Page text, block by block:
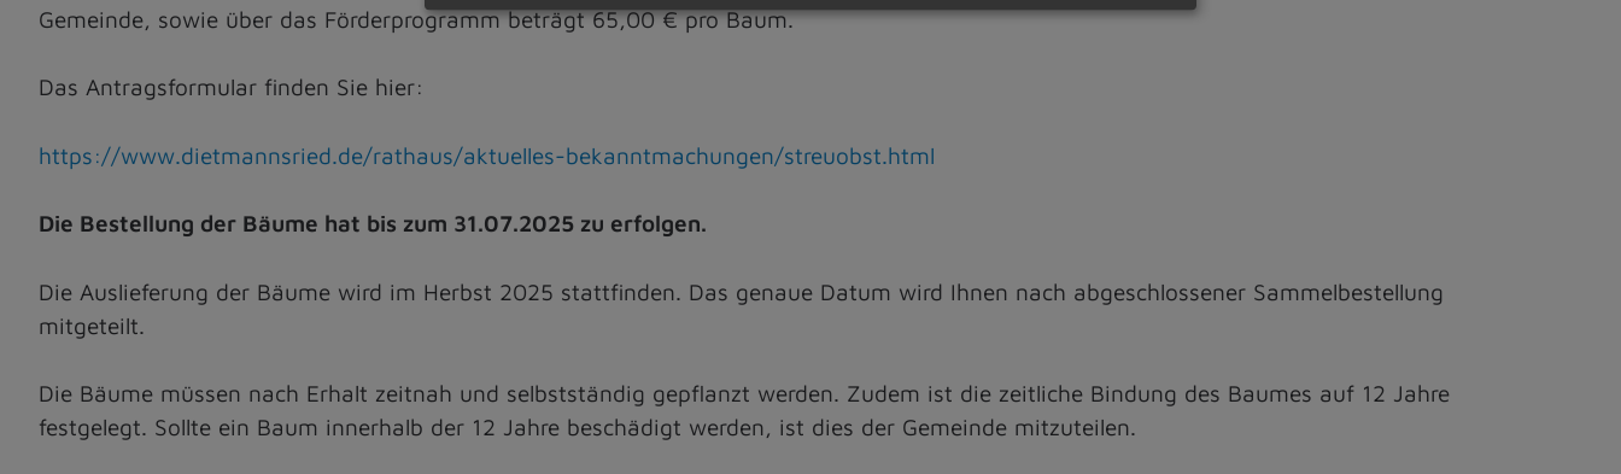
Gemeinde, sowie über das Förderprogramm beträgt 65,00 € pro Baum.
Das Antragsformular finden Sie hier:
https://www.dietmannsried.de/rathaus/aktuelles-bekanntmachungen/streuobst.html
Die Bestellung der Bäume hat bis zum 31.07.2025 zu erfolgen.
Die Auslieferung der Bäume wird im Herbst 2025 stattfinden. Das genaue Datum wird Ihnen nach abgeschlossener Sammelbestellung
mitgeteilt.
Die Bäume müssen nach Erhalt zeitnah und selbstständig gepflanzt werden. Zudem ist die zeitliche Bindung des Baumes auf 12 Jahre
festgelegt. Sollte ein Baum innerhalb der 12 Jahre beschädigt werden, ist dies der Gemeinde mitzuteilen.